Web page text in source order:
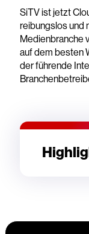
SiTV ist jetzt
reibungslos und
Medienbranche
auf dem besten
der führende